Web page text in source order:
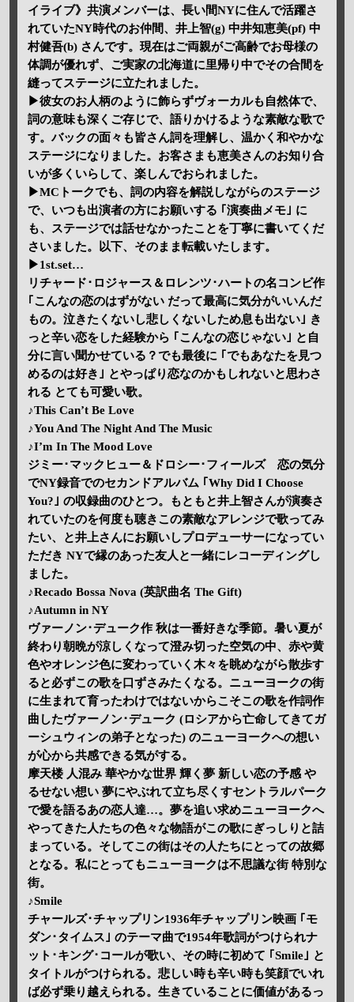
イライブ》共演メンバーは、長い間NYに住んで活躍さ
れていたNY時代のお仲間、井上智(g) 中井知恵美(pf) 中
村健吾(b) さんです。現在はご両親がご高齢でお母様の
体調が優れず、ご実家の北海道に里帰り中でその合間を
縫ってステージに立たれました。
▶彼女のお人柄のように飾らずヴォーカルも自然体で、
詞の意味も深くご存じで、語りかけるような素敵な歌で
す。バックの面々も皆さん詞を理解し、温かく和やかな
ステージになりました。お客さまも恵美さんのお知り合
いが多くいらして、楽しんでおられました。
▶MCトークでも、詞の内容を解説しながらのステージ
で、いつも出演者の方にお願いする ｢演奏曲メモ｣ に
も、ステージでは話せなかったことを丁寧に書いてくだ
さいました。以下、そのまま転載いたします。
▶1st.set…
リチャード･ロジャース＆ロレンツ･ハートの名コンビ作
｢こんなの恋のはずがない だって最高に気分がいいんだ
もの。泣きたくないし悲しくないしため息も出ない｣ き
っと辛い恋をした経験から ｢こんなの恋じゃない｣ と自
分に言い聞かせている？でも最後に ｢でもあなたを見つ
めるのは好き｣ とやっぱり恋なのかもしれないと思わさ
れる とても可愛い歌。
♪This Can’t Be Love
♪You And The Night And The Music
♪I’m In The Mood Love
ジミー･マックヒュー＆ドロシー･フィールズ 恋の気分
でNY録音でのセカンドアルバム ｢Why Did I Choose
You?｣ の収録曲のひとつ。もともと井上智さんが演奏さ
れていたのを何度も聴きこの素敵なアレンジで歌ってみ
たい、と井上さんにお願いしプロデューサーになってい
ただき NYで縁のあった友人と一緒にレコーディングし
ました。
♪Recado Bossa Nova (英訳曲名 The Gift)
♪Autumn in NY
ヴァーノン･デューク作 秋は一番好きな季節。暑い夏が
終わり朝晩が涼しくなって澄み切った空気の中、赤や黄
色やオレンジ色に変わっていく木々を眺めながら散歩す
ると必ずこの歌を口ずさみたくなる。ニューヨークの街
に生まれて育ったわけではないからこそこの歌を作詞作
曲したヴァーノン･デューク (ロシアから亡命してきてガ
ーシュウィンの弟子となった) のニューヨークへの想い
が心から共感できる気がする。
摩天楼 人混み 華やかな世界 輝く夢 新しい恋の予感 や
るせない想い 夢にやぶれて立ち尽くすセントラルパーク
で愛を語るあの恋人達…。夢を追い求めニューヨークへ
やってきた人たちの色々な物語がこの歌にぎっしりと詰
まっている。そしてこの街はその人たちにとっての故郷
となる。私にとってもニューヨークは不思議な街 特別な
街。
♪Smile
チャールズ･チャップリン1936年チャップリン映画 ｢モ
ダン･タイムス｣ のテーマ曲で1954年歌詞がつけられナ
ット･キング･コールが歌い、その時に初めて ｢Smile｣ と
タイトルがつけられる。悲しい時も辛い時も笑顔でいれ
ば必ず乗り越えられる。生きていることに価値があるっ